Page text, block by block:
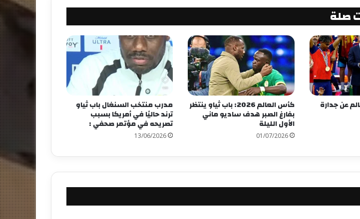
صلة
عن جدارة كأس العالم 2026: باب ثياو ينتظر
بفارغ الصبر هدف ساديو ماني
الأول الليلة
01/07/2026
مدرب منتخب السنغال باب ثياو
ترند حاليًا في أمريكا بسبب
تصريحه في مؤتمر صحفي :
13/06/2026